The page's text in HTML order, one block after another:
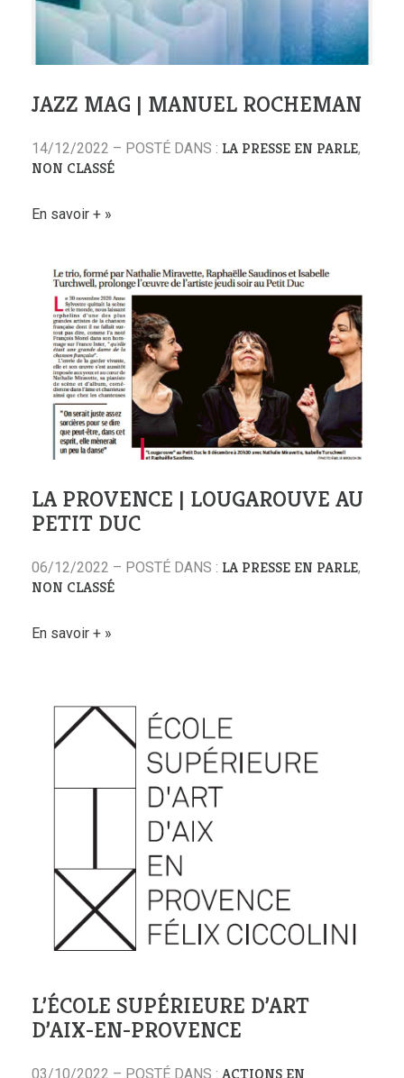
JAZZ MAG | MANUEL ROCHEMAN
14/12/2022 – POSTÉ DANS : LA PRESSE EN PARLE,
NON CLASSÉ
En savoir +
LA PROVENCE | LOUGAROUVE AU
PETIT DUC
06/12/2022 – POSTÉ DANS : LA PRESSE EN PARLE,
NON CLASSÉ
En savoir +
L’ÉCOLE SUPÉRIEURE D’ART
D’AIX-EN-PROVENCE
03/10/2022 – POSTÉ DANS : ACTIONS EN